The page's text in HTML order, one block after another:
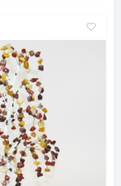
от зависти и клеветы,
Считалось, что красная яшма
обостряет обоняние, лечит
тракта. Темные виды яшмы
сглаза". Считается, что она
и мочевой пузырь. Оказывает
тело
: Алтай, Камчатка, Дальний
: США, Япония, Индия,